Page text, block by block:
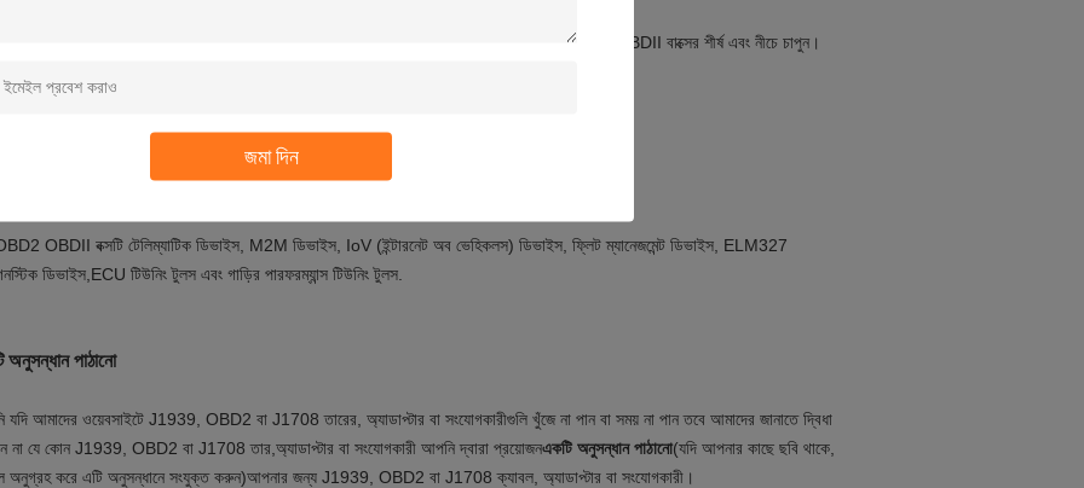
জমা দিন
OBDII বাক্সটি স্ন্যাপ এবং প্রেস-ফিট স্টাইলের সাথে রয়েছে। একে অপরের সাথে সংযুক্ত করতে OBD2 OBDII বাক্সের শীর্ষ এবং নীচে চাপুন।
ওবিডিআইআই হাউজে চারটি গর্ত আছে। তাপ বিকিরণের জন্য।
OBDII বক্সটি টেলিম্যাটিক ডিভাইস, M2M ডিভাইস, IoV (ইন্টারনেট অব ভেহিকলস) ডিভাইস, ফ্লিট ম্যানেজমেন্ট ডিভাইস, ELM327
ডিভাইস,ECU টিউনিং টুলস এবং গাড়ির পারফরম্যান্স টিউনিং টুলস.
অনুসন্ধান পাঠানো
যদি আমাদের ওয়েবসাইটে J1939, OBD2 বা J1708 তারের, অ্যাডাপ্টার বা সংযোগকারীগুলি খুঁজে না পান বা সময় না পান তবে আমাদের জানাতে দ্বিধা
না যে কোন J1939, OBD2 বা J1708 তার,অ্যাডাপ্টার বা সংযোগকারী আপনি দ্বারা প্রয়োজনএকটি অনুসন্ধান পাঠানো(যদি আপনার কাছে ছবি থাকে,
অনুগ্রহ করে এটি অনুসন্ধানে সংযুক্ত করুন)আপনার জন্য J1939, OBD2 বা J1708 ক্যাবল, অ্যাডাপ্টার বা সংযোগকারী।